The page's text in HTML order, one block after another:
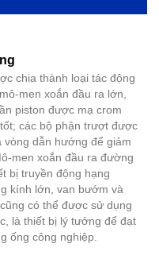
chia thành loại tác động
men xoắn đầu ra lớn,
piston được mạ crom
các bộ phận trượt được
vòng dẫn hướng để giảm
men xoắn đầu ra đường
bị truyền động hạng
kính lớn, van bướm và
có thể được sử dụng
là thiết bị lý tưởng để đạt
ống công nghiệp.